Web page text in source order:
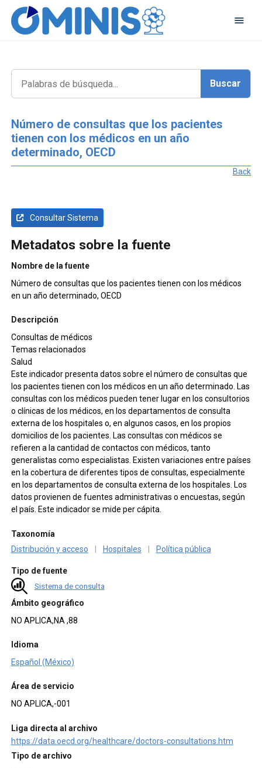
Número de consultas que los pacientes
tienen con los médicos en un año
determinado, OECD
Back
Consultar Sistema
Metadatos sobre la fuente
Nombre de la fuente
Número de consultas que los pacientes tienen con los médicos
en un año determinado, OECD
Descripción
Consultas de médicos
Temas relacionados
Salud
Este indicador presenta datos sobre el número de consultas que
los pacientes tienen con los médicos en un año determinado. Las
consultas con los médicos pueden tener lugar en los consultorios
o clínicas de los médicos, en los departamentos de consulta
externa de los hospitales o, en algunos casos, en los propios
domicilios de los pacientes. Las consultas con médicos se
refieren a la cantidad de contactos con médicos, tanto
generalistas como especialistas. Existen variaciones entre países
en la cobertura de diferentes tipos de consultas, especialmente
en los departamentos de consulta externa de los hospitales. Los
datos provienen de fuentes administrativas o encuestas, según
el país. Este indicador se mide per cápita.
Taxonomía
Distribución y acceso
Hospitales Política pública
Tipo de fuente
Sistema de consulta
Ámbito geográfico
NO APLICA,NA ,88
Idioma
Español (México)
Área de servicio
NO APLICA,-001
Liga directa al archivo
https://data.oecd.org/healthcare/doctors-consultations.htm
Tipo de archivo